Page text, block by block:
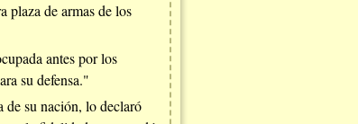
plaza de armas de los
antes por los
su defensa."
de su nación, lo declaró